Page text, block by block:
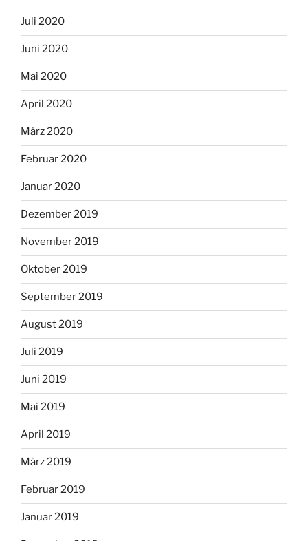
Juli 2020
Juni 2020
Mai 2020
April 2020
März 2020
Februar 2020
Januar 2020
Dezember 2019
November 2019
Oktober 2019
September 2019
August 2019
Juli 2019
Juni 2019
Mai 2019
April 2019
März 2019
Februar 2019
Januar 2019